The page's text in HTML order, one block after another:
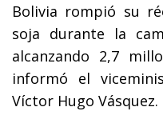
Bolivia rompió su
soja durante la
alcanzando 2,7
informó el
Víctor Hugo Vásquez.